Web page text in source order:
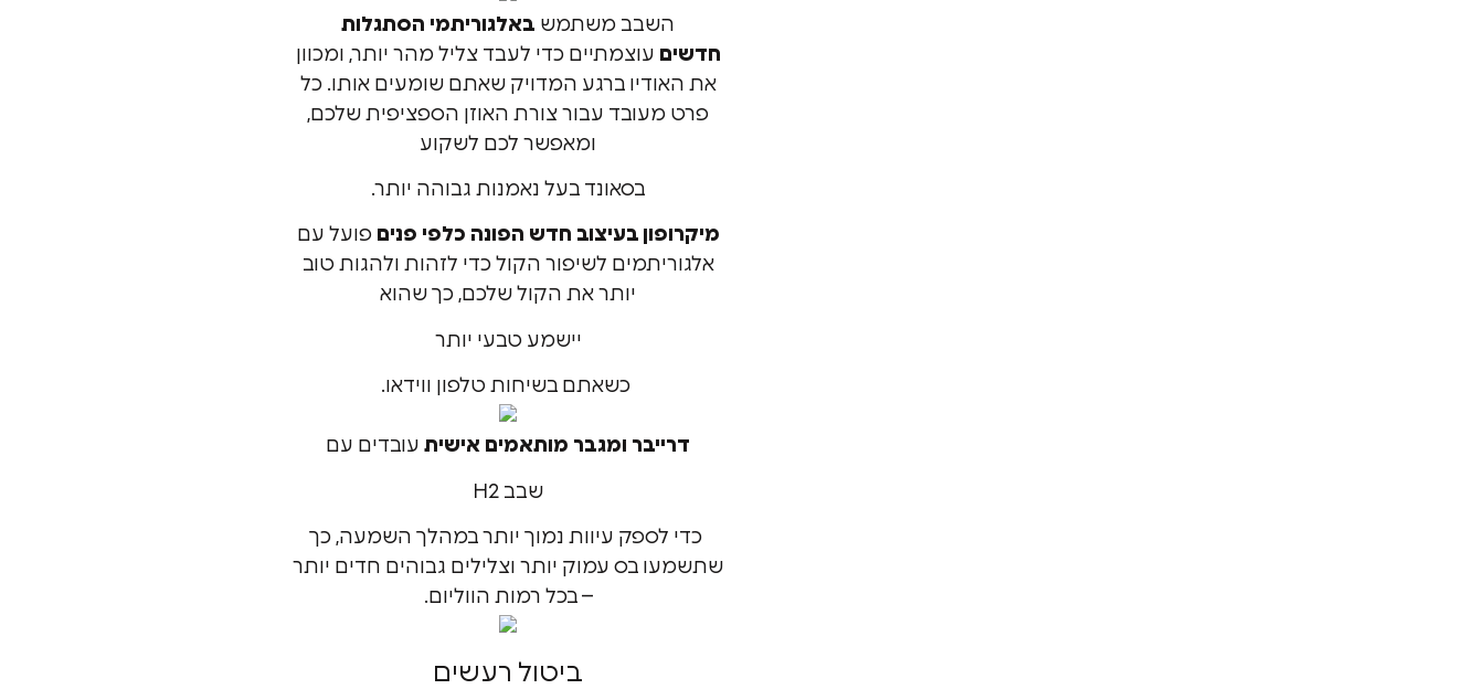
השבב משתמש באלגוריתמי הסתגלות
חדשים עוצמתיים כדי לעבד צליל מהר יותר, ומכוון
את האודיו ברגע המדויק שאתם שומעים אותו. כל
פרט מעובד עבור צורת האוזן הספציפית שלכם,
ומאפשר לכם לשקוע
בסאונד בעל נאמנות גבוהה יותר.
מיקרופון בעיצוב חדש הפונה כלפי פנים פועל עם
אלגוריתמים לשיפור הקול כדי לזהות ולהגות טוב
יותר את הקול שלכם, כך שהוא
יישמע טבעי יותר
כשאתם בשיחות טלפון ווידאו.
דרייבר ומגבר מותאמים אישיתעובדים עם
שבב H2
כדי לספק עיוות נמוך יותר במהלך השמעה, כך
שתשמעו בס עמוק יותר וצלילים גבוהים חדים יותר
– בכל רמות הווליום.
ביטול רעשים